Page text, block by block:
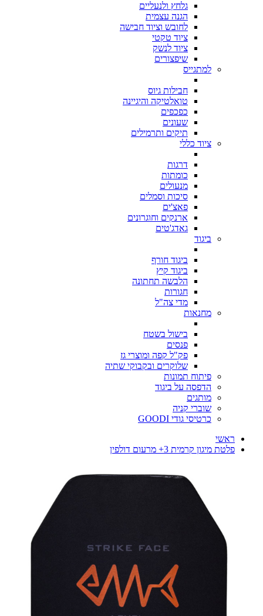
גלחץ ולנעליים
הגנה עצמית
לחובש וציוד חבישה
ציוד טקטי
ציוד לנשק
שיפצורים
למתגייס
חבילות גיוס
טואלטיקה והיגיינה
כפכפים
שעונים
תיקים ותרמילים
ציוד כללי
דרגות
כומתות
מנעולים
סיכות וסמלים
פאצ'ים
ארנקים וחוגרונים
גאדג'טים
ביגוד
ביגוד חורף
ביגוד קיץ
הלבשה תחתונה
חגורות
מדי צה"ל
מחנאות
בישול בשטח
פנסים
פק"ל קפה ומוצרי גז
שלוקרים ובקבוקי שתיה
פיתוח תמונות
הדפסה על ביגוד
מותגים
שוברי קניה
כרטיסי גודי GOODI
ראשי
פלטת מיגון קרמית 3+ מרעום דולפין